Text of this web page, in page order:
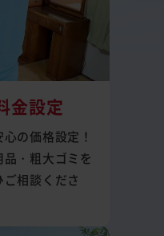
金設定
の価格設定！
・粗大ゴミを
相談くださ